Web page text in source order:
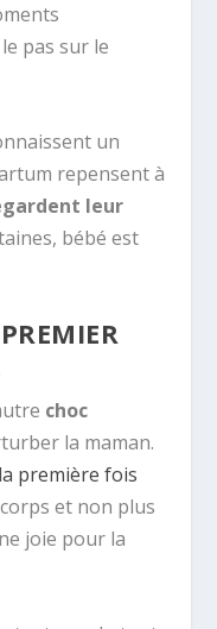
pas sur le
un
repensent à
leur
bébé est
choc
la maman.
première fois
et non plus
joie pour la